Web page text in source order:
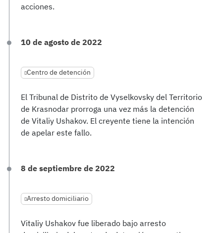
acciones.
10 de agosto de 2022
Centro de detención
El Tribunal de Distrito de Vyselkovsky del Territorio
de Krasnodar prorroga una vez más la detención
de Vitaliy Ushakov. El creyente tiene la intención
de apelar este fallo.
8 de septiembre de 2022
Arresto domiciliario
Vitaliy Ushakov fue liberado bajo arresto